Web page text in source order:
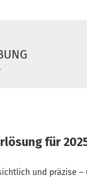
für
und präzise –